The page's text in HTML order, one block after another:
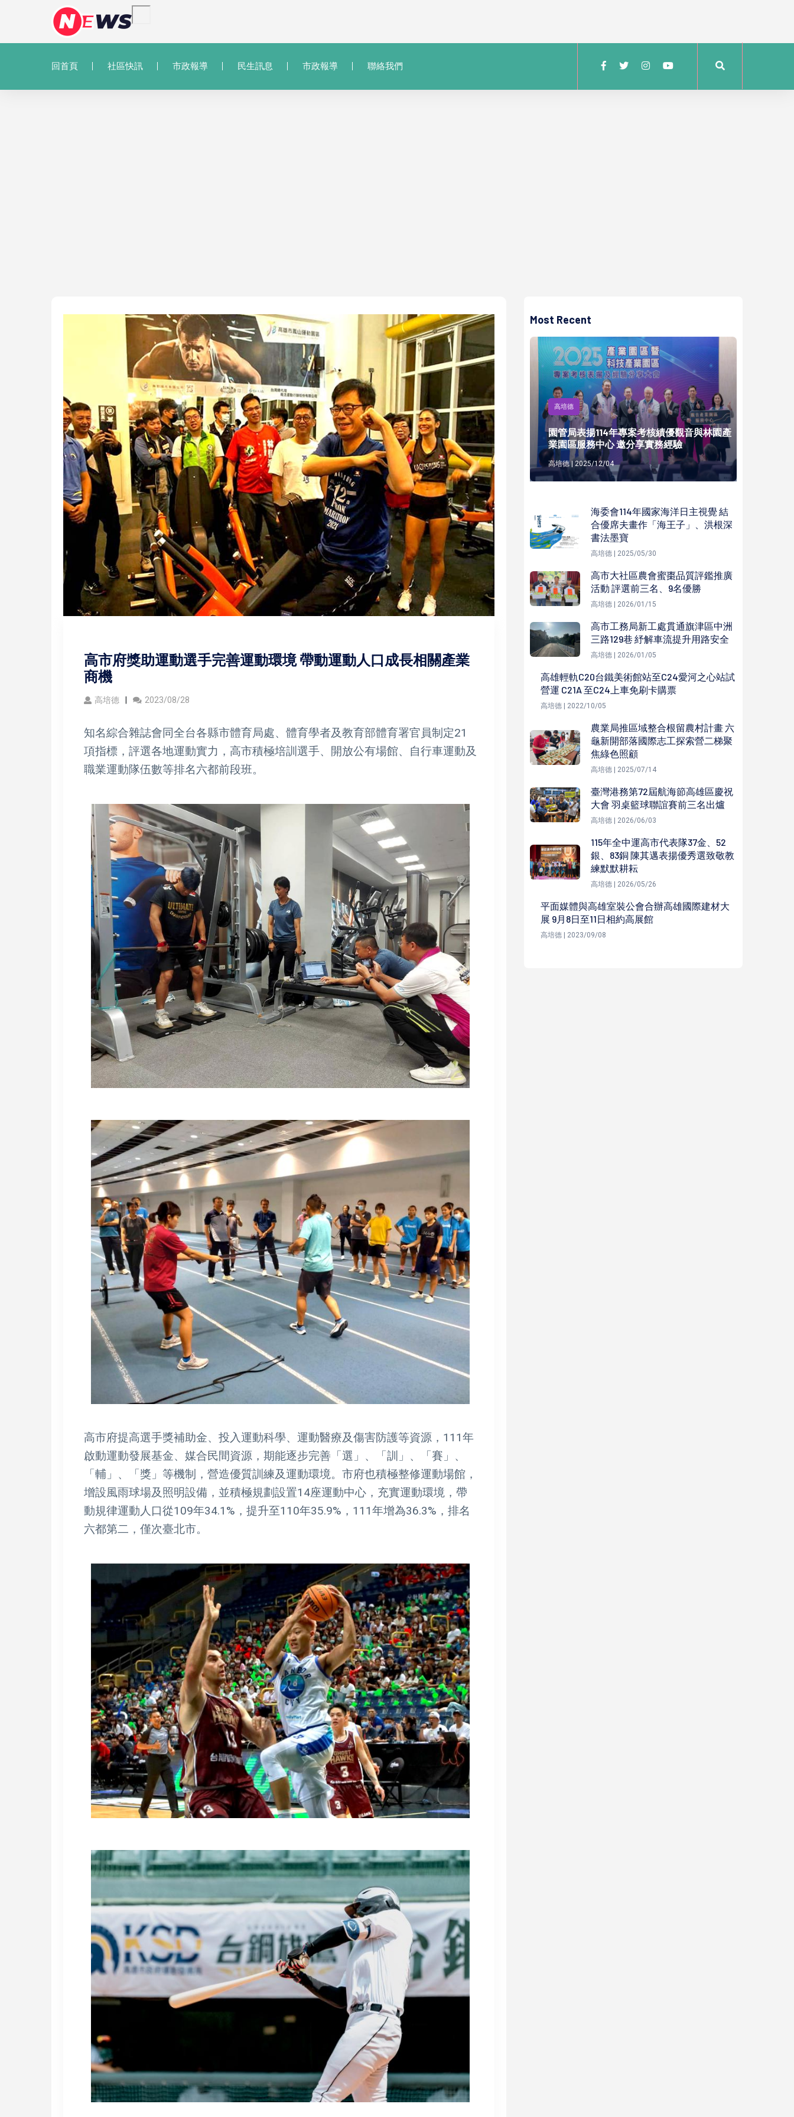
回首頁 社區快訊 市政報導 民生訊息 市政報導 聯絡我們
高市府獎助運動選手完善運動環境 帶動運動人口成長相關產業
商機
高培德 2023/08/28
知名綜合雜誌會同全台各縣市體育局處、體育學者及教育部體育署官員制定21
項指標，評選各地運動實力，高市積極培訓選手、開放公有場館、自行車運動及
職業運動隊伍數等排名六都前段班。
高市府提高選手獎補助金、投入運動科學、運動醫療及傷害防護等資源，111年
啟動運動發展基金、媒合民間資源，期能逐步完善「選」、「訓」、「賽」、
「輔」、「獎」等機制，營造優質訓練及運動環境。市府也積極整修運動場館，
增設風雨球場及照明設備，並積極規劃設置14座運動中心，充實運動環境，帶
動規律運動人口從109年34.1%，提升至110年35.9%，111年增為36.3%，排名
六都第二，僅次臺北市。
Most Recent
高培德
園管局表揚114年專案考核績優觀音與林園產
業園區服務中心 邀分享實務經驗
高培德 | 2025/12/04
海委會114年國家海洋日主視覺 結
合優席夫畫作「海王子」、洪根深
書法墨寶
高培德 | 2025/05/30
高市大社區農會蜜棗品質評鑑推廣
活動 評選前三名、9名優勝
高培德 | 2026/01/15
高市工務局新工處貫通旗津區中洲
三路129巷 紓解車流提升用路安全
高培德 | 2026/01/05
高雄輕軌C20台鐵美術館站至C24愛河之心站試
營運 C21A 至C24上車免刷卡購票
高培德 | 2022/10/05
農業局推區域整合根留農村計畫 六
龜新開部落國際志工探索營二梯聚
焦綠色照顧
高培德 | 2025/07/14
臺灣港務第72屆航海節高雄區慶祝
大會 羽桌籃球聯誼賽前三名出爐
高培德 | 2026/06/03
115年全中運高市代表隊37金、52
銀、83銅 陳其邁表揚優秀選致敬教
練默默耕耘
高培德 | 2026/05/26
平面媒體與高雄室裝公會合辦高雄國際建材大
展 9月8日至11日相約高展館
高培德 | 2023/09/08